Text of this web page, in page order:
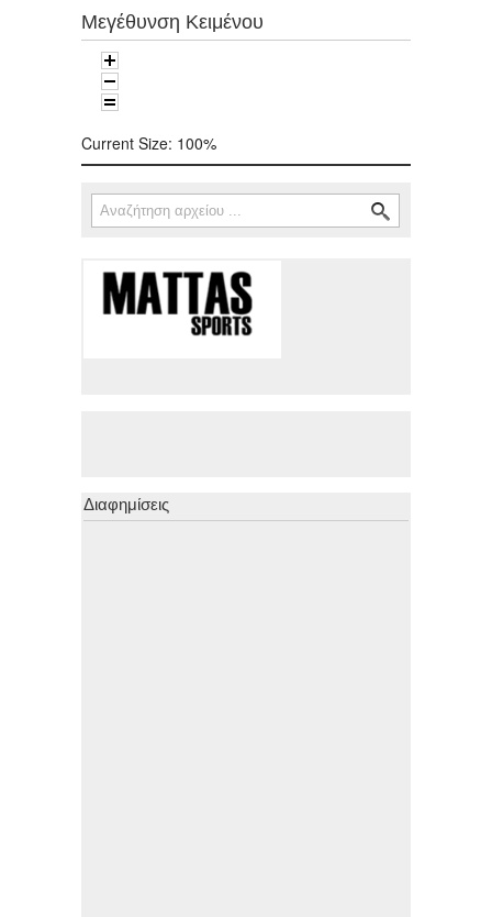
Μεγέθυνση Κειμένου
Current Size: 100%
Φόρμα αναζήτησης
Αναζήτηση
Διαφημίσεις